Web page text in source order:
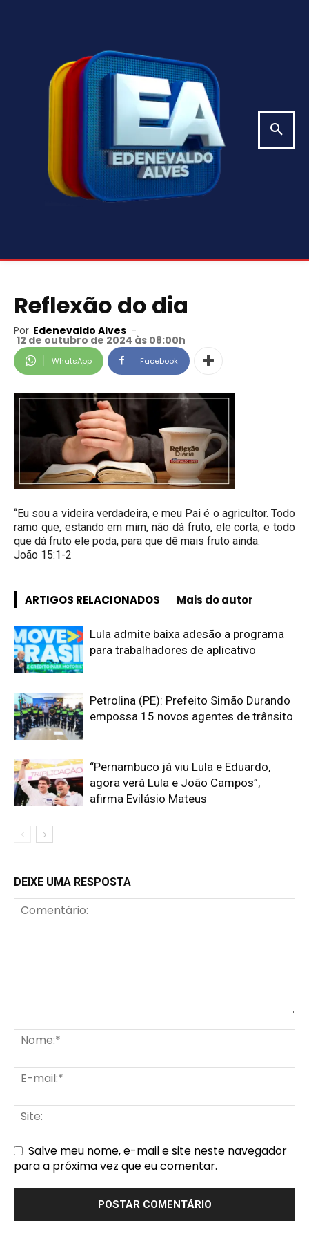
Reflexão do dia
Por Edenevaldo Alves -
12 de outubro de 2024 às 08:00h
WhatsApp Facebook
“Eu sou a videira verdadeira, e meu Pai é o agricultor. Todo
ramo que, estando em mim, não dá fruto, ele corta; e todo
que dá fruto ele poda, para que dê mais fruto ainda.
João 15:1-2
ARTIGOS RELACIONADOS Mais do autor
Lula admite baixa adesão a programa
para trabalhadores de aplicativo
Petrolina (PE): Prefeito Simão Durando
empossa 15 novos agentes de trânsito
“Pernambuco já viu Lula e Eduardo,
agora verá Lula e João Campos”,
afirma Evilásio Mateus
DEIXE UMA RESPOSTA
Salve meu nome, e-mail e site neste navegador
para a próxima vez que eu comentar.